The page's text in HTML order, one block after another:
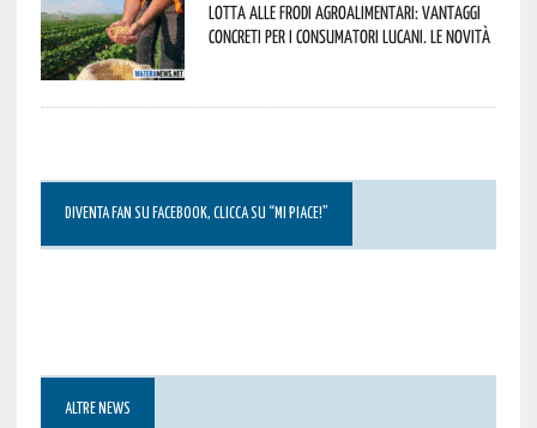
Lotta alle frodi agroalimentari: vantaggi
concreti per i consumatori lucani. Le novità
DIVENTA FAN SU FACEBOOK, CLICCA SU “MI PIACE!”
ALTRE NEWS